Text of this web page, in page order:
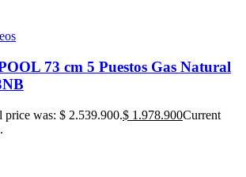
73 cm 5 Puestos Gas Natural
price was: $ 2.539.900.$ 1.978.900Current